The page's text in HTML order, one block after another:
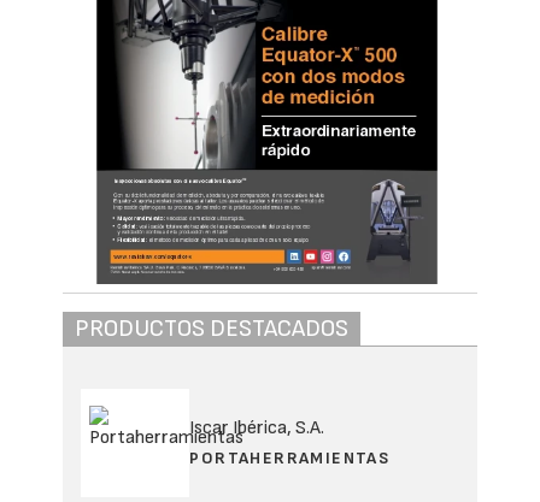
PRODUCTOS DESTACADOS
Iscar Ibérica, S.A.
PORTAHERRAMIENTAS